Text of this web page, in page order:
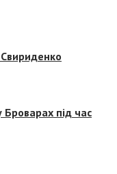
Свириденко
під час